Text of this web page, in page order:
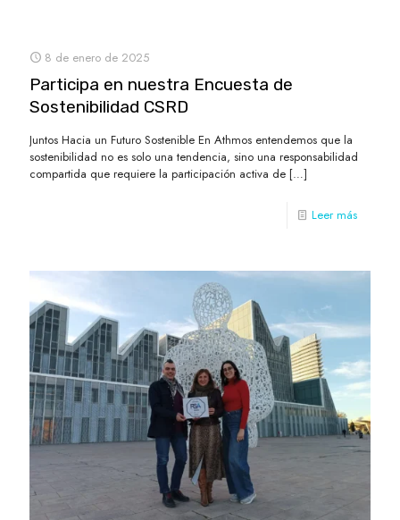
8 de enero de 2025
Participa en nuestra Encuesta de
Sostenibilidad CSRD
Juntos Hacia un Futuro Sostenible En Athmos entendemos que la
sostenibilidad no es solo una tendencia, sino una responsabilidad
compartida que requiere la participación activa de […]
Leer más